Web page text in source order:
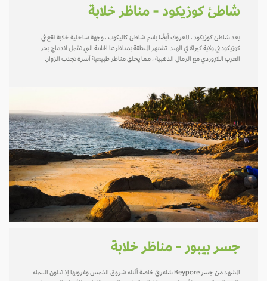
شاطئ كوزيكود - مناظر خلابة
يعد شاطئ كوزيكود ، المعروف أيضًا باسم شاطئ كاليكوت ، وجهة ساحلية خلابة تقع في
كوزيكود في ولاية كيرالا في الهند. تشتهر المنطقة بمناظرها الخلابة التي تشمل اندماج بحر
العرب اللازوردي مع الرمال الذهبية ، مما يخلق مناظر طبيعية آسرة تجذب الزوار.
جسر بيبور - مناظر خلابة
المشهد من جسر Beypore شاعريٌ خاصة أثناء شروق الشمس وغروبها إذ تتلون السماء